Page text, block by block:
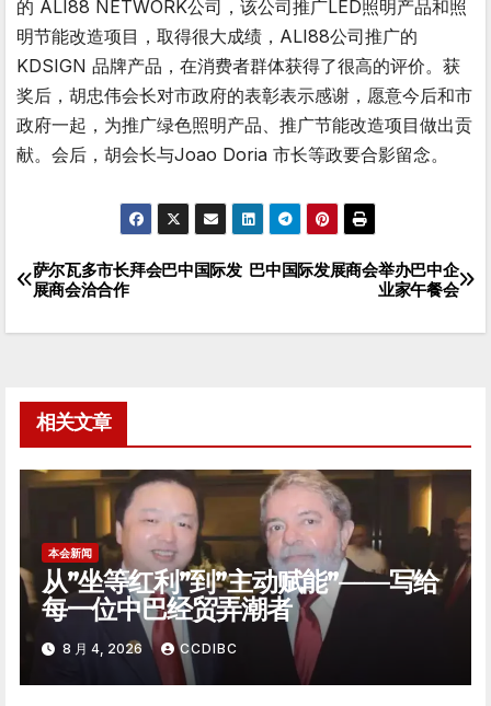
的 ALI88 NETWORK公司，该公司推广LED照明产品和照
明节能改造项目，取得很大成绩，ALI88公司推广的
KDSIGN 品牌产品，在消费者群体获得了很高的评价。获
奖后，胡忠伟会长对市政府的表彰表示感谢，愿意今后和市
政府一起，为推广绿色照明产品、推广节能改造项目做出贡
献。会后，胡会长与Joao Doria 市长等政要合影留念。
文
章
航
巴中国际发展商会举办巴中企
业家午餐会
萨尔瓦多市长拜会巴中国际发
展商会洽合作
相关文章
本会新闻
从”坐等红利”到”主动赋能”——写给
每一位中巴经贸弄潮者
8 月 4, 2026 CCDIBC